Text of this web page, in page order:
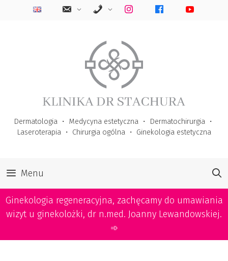
Dermatologia ・ Medycyna estetyczna ・ Dermatochirurgia ・
Laseroterapia ・ Chirurgia ogólna ・ Ginekologia estetyczna
Menu
Ginekologia regeneracyjna, zachęcamy do umawiania
wizyt u ginekolożki, dr n.med. Joanny Lewandowskiej.
➾